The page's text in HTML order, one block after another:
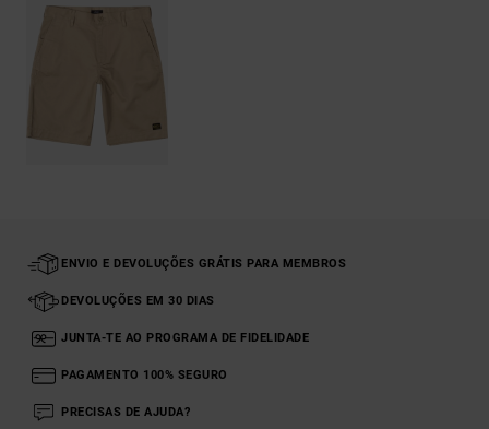
ENVIO E DEVOLUÇÕES GRÁTIS PARA MEMBROS
DEVOLUÇÕES EM 30 DIAS
JUNTA-TE AO PROGRAMA DE FIDELIDADE
PAGAMENTO 100% SEGURO
PRECISAS DE AJUDA?